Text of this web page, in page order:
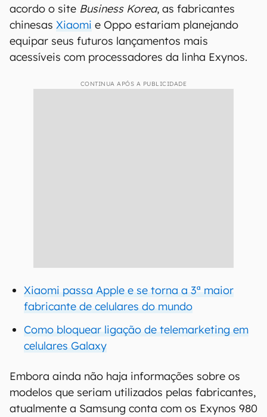
acordo o site Business Korea, as fabricantes
chinesas Xiaomi e Oppo estariam planejando
equipar seus futuros lançamentos mais
acessíveis com processadores da linha Exynos.
CONTINUA APÓS A PUBLICIDADE
Xiaomi passa Apple e se torna a 3ª maior
fabricante de celulares do mundo
Como bloquear ligação de telemarketing em
celulares Galaxy
Embora ainda não haja informações sobre os
modelos que seriam utilizados pelas fabricantes,
atualmente a Samsung conta com os Exynos 980